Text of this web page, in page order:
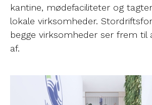
kantine, mødefaciliteter og
lokale virksomheder.
begge virksomheder ser frem til
af.